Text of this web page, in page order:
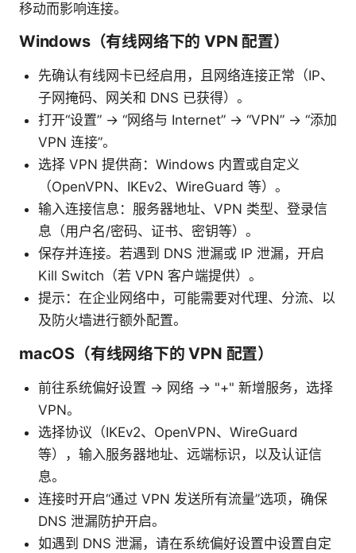
移动而影响连接。
Windows（有线网络下的 VPN 配置）
先确认有线网卡已经启用，且网络连接正常（IP、
子网掩码、网关和 DNS 已获得）。
打开“设置” → “网络与 Internet” → “VPN” → “添加
VPN 连接”。
选择 VPN 提供商：Windows 内置或自定义
（OpenVPN、IKEv2、WireGuard 等）。
输入连接信息：服务器地址、VPN 类型、登录信
息（用户名/密码、证书、密钥等）。
保存并连接。若遇到 DNS 泄漏或 IP 泄漏，开启
Kill Switch（若 VPN 客户端提供）。
提示：在企业网络中，可能需要对代理、分流、以
及防火墙进行额外配置。
macOS（有线网络下的 VPN 配置）
前往系统偏好设置 → 网络 → "+" 新增服务，选择
VPN。
选择协议（IKEv2、OpenVPN、WireGuard
等），输入服务器地址、远端标识，以及认证信
息。
连接时开启“通过 VPN 发送所有流量”选项，确保
DNS 泄漏防护开启。
如遇到 DNS 泄漏，请在系统偏好设置中设置自定